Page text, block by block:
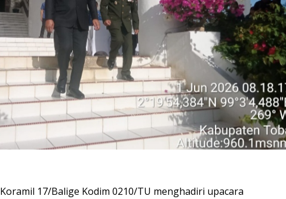
17/Balige Kodim 0210/TU menghadiri upacara